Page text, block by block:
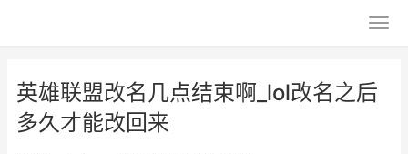
英雄联盟改名几点结束啊_lol改名之后
多久才能改回来